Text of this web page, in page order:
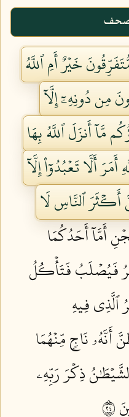
خَيۡرٌ أَمِ ٱللَّهُ
مِن دُونِهِۦٓ إِلَّآ
مَّآ أَنزَلَ ٱللَّهُ بِهَا
أَلَّا تَعۡبُدُوٓاْ إِلَّآ
أَكۡثَرَ ٱلنَّاسِ لَا
أَمَّآ أَحَدُكُمَا
فَيُصۡلَبُ فَتَأۡكُلُ
ٱلَّذِي فِيهِ
أَنَّهُۥ نَاجٖ مِّنۡهُمَا
ذِكۡرَ رَبِّهِۦ